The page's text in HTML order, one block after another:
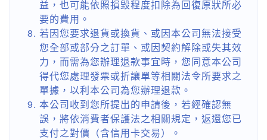
益，也可能依照損毀程度扣除為回復原狀所必
要的費用。
若因您要求退貨或換貨、或因本公司無法接受
您全部或部分之訂單、或因契約解除或失其效
力，而需為您辦理退款事宜時，您同意本公司
得代您處理發票或折讓單等相關法令所要求之
單據，以利本公司為您辦理退款。
本公司收到您所提出的申請後，若經確認無
誤，將依消費者保護法之相關規定，返還您已
支付之對價（含信用卡交易）。